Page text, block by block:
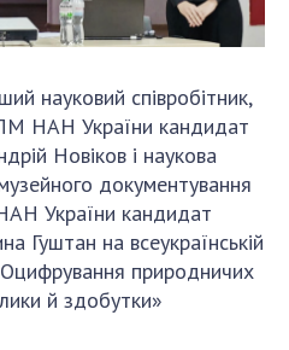
науковий співробітник,
НАН України кандидат
Новіков і наукова
документування
України кандидат
Гуштан на всеукраїнській
природничих
й здобутки»